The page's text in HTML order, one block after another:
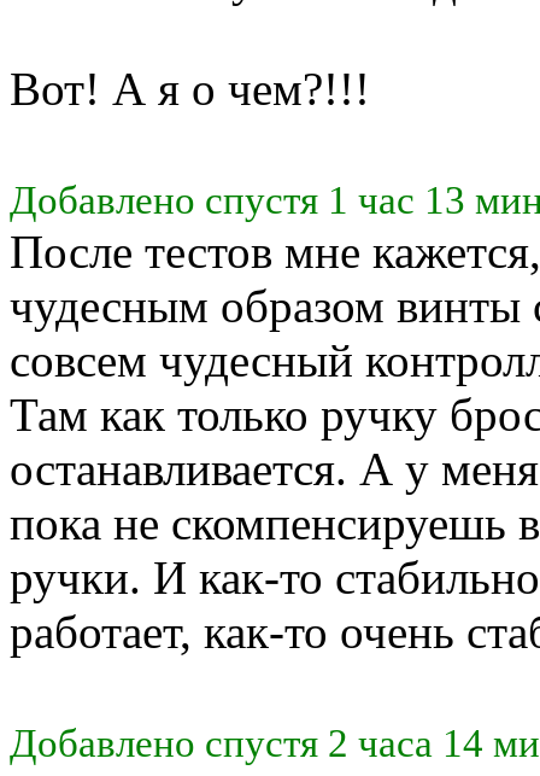
Вот! А я о чем?!!!
Добавлено спустя 1 час 13
После тестов мне
чудесным образом винты
совсем чудесный
Там как только ручку
останавливается. А у
пока не скомпенсируешь
ручки. И как-то
работает, как-то очень
Добавлено спустя 2 часа 14